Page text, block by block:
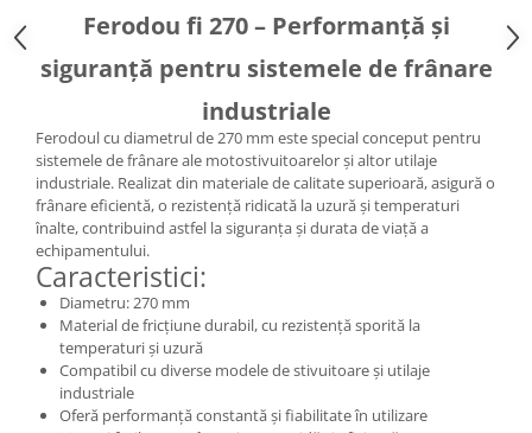
Bujii Motostivuitoare
Contact Pornire
Electromotoare Stivuitor
Lampi Faruri si Proiectoare
Piese Electrice Motostivuitor
Sistem Franare
Cilindrii Frana
Frana de Mana
Piese Frane Stivuitor
Pistoane Frana
Placute de Frana
Pompe Frana
Saboti Frana
Tamburi Frana
Ferodou fi 270 – Performanță și
siguranță pentru sistemele de frânare
industriale
Ferodoul cu diametrul de 270 mm este special conceput pentru
sistemele de frânare ale motostivuitoarelor și altor utilaje
industriale. Realizat din materiale de calitate superioară, asigură o
frânare eficientă, o rezistență ridicată la uzură și temperaturi
înalte, contribuind astfel la siguranța și durata de viață a
echipamentului.
Caracteristici:
Diametru: 270 mm
Material de fricțiune durabil, cu rezistență sporită la
temperaturi și uzură
Compatibil cu diverse modele de stivuitoare și utilaje
industriale
Oferă performanță constantă și fiabilitate în utilizare